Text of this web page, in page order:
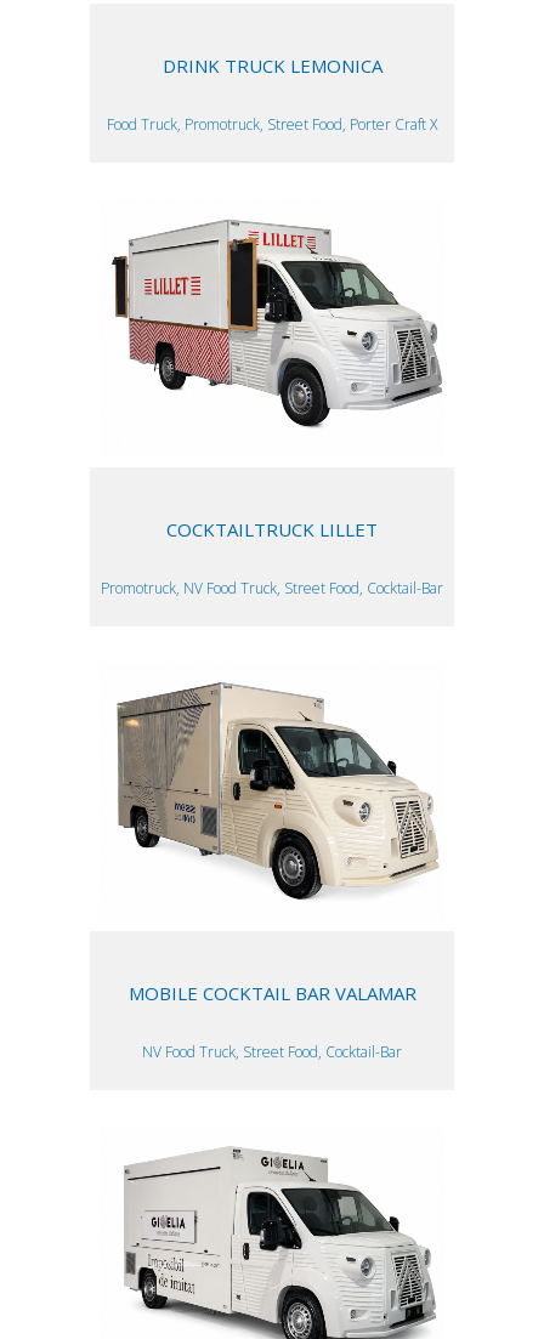
DRINK TRUCK LEMONICA
Food Truck, Promotruck, Street Food, Porter Craft X
COCKTAILTRUCK LILLET
Promotruck, NV Food Truck, Street Food, Cocktail-Bar
MOBILE COCKTAIL BAR VALAMAR
NV Food Truck, Street Food, Cocktail-Bar